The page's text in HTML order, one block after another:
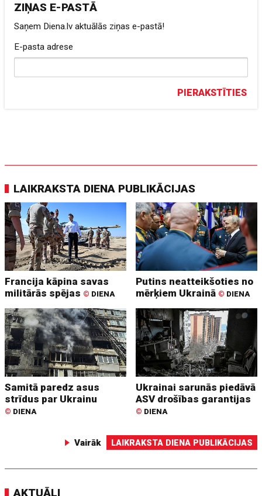
ZIŅAS E-PASTĀ
Saņem Diena.lv aktuālās ziņas e-pastā!
E-pasta adrese
PIERAKSTĪTIES
LAIKRAKSTA DIENA PUBLIKĀCIJAS
Francija kāpina savas
militārās spējas © DIENA
Putins neatteikšoties no
mērķiem Ukrainā © DIENA
Samitā paredz asus
strīdus par Ukrainu
© DIENA
Ukrainai sarunās piedāvā
ASV drošības garantijas
© DIENA
Vairāk LAIKRAKSTA DIENA PUBLIKĀCIJAS
AKTUĀLI